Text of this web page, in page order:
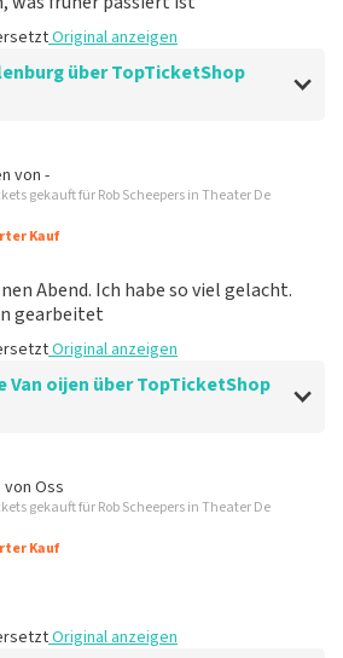
Original anzeigen
über TopTicketShop
über
von -
gekauft für Rob Scheepers in Theater De
Kauf
Abend. Ich habe so viel gelacht.
gearbeitet
Original anzeigen
Van oijen über
von Oss
gekauft für Rob Scheepers in Theater De
Kauf
Original anzeigen